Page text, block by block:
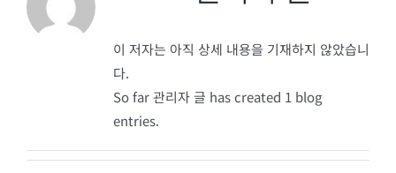
이 저자는 아직 상세 내용을 기재하지 않았습니
다.
So far 관리자 글 has created 1 blog
entries.